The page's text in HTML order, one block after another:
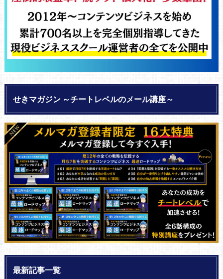
せきマガジン ～チートレベルのメール講座～
最新記事一覧